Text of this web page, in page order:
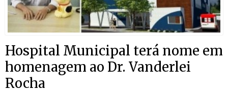
Hospital Municipal terá nome em
homenagem ao Dr. Vanderlei
Rocha